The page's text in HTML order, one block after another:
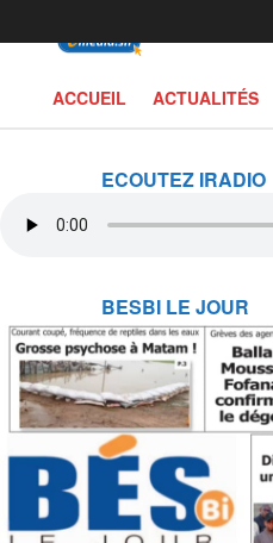
ECOUTEZ IRADIO
BESBI LE JOUR
ACCUEIL ACTUALITÉS